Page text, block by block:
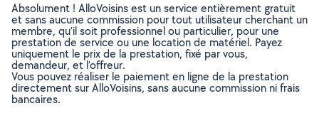
Absolument ! AlloVoisins est un service entièrement gratuit
et sans aucune commission pour tout utilisateur cherchant un
membre, qu’il soit professionnel ou particulier, pour une
prestation de service ou une location de matériel. Payez
uniquement le prix de la prestation, fixé par vous,
demandeur, et l’offreur.
Vous pouvez réaliser le paiement en ligne de la prestation
directement sur AlloVoisins, sans aucune commission ni frais
bancaires.